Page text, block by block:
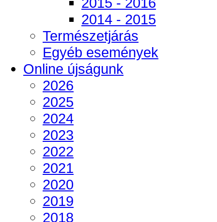
2014 - 2015
Természetjárás
Egyéb események
Online újságunk
2026
2025
2024
2023
2022
2021
2020
2019
2018